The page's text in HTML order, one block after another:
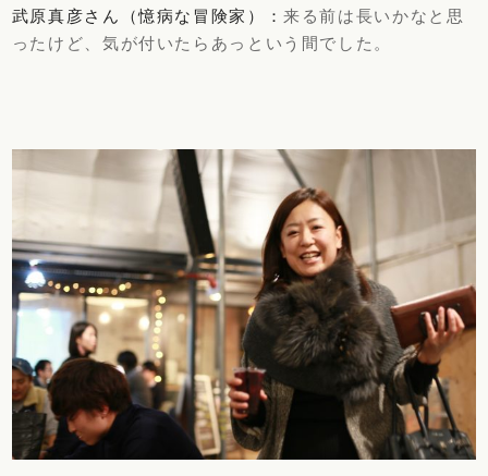
武原真彦さん（憶病な冒険家）：来る前は長いかなと思
ったけど、気が付いたらあっという間でした。